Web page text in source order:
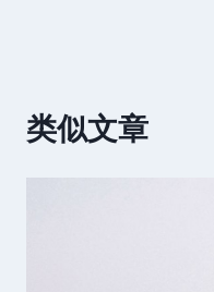
类似文章